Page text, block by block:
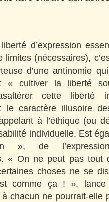
d’expression
limites (nécessaires),
d’une antinomie
« cultiver la liberté
cette liberté
le caractère illusoire
à l’éthique (ou
individuelle. Est
», de
« On ne peut pas tout
choses ne se
comme ça ! »,
chacun ne pourrait-elle